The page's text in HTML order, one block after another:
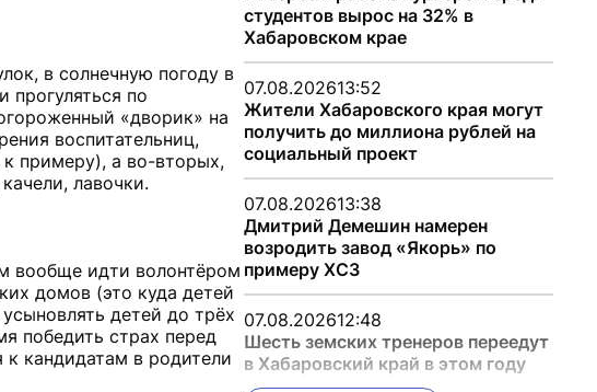
в солнечную погоду в
прогуляться по
«дворик» на
воспитательниц,
к примеру), а во-вторых,
лавочки.
вообще идти волонтёром
домов (это куда детей
детей до трёх
победить страх перед
кандидатам в родители
студентов вырос на 32% в
Хабаровском крае
07.08.202613:52
Жители Хабаровского края могут
получить до миллиона рублей на
социальный проект
07.08.202613:38
Дмитрий Демешин намерен
возродить завод «Якорь» по
примеру ХСЗ
07.08.202612:48
Шесть земских тренеров переедут
в Хабаровский край в этом году